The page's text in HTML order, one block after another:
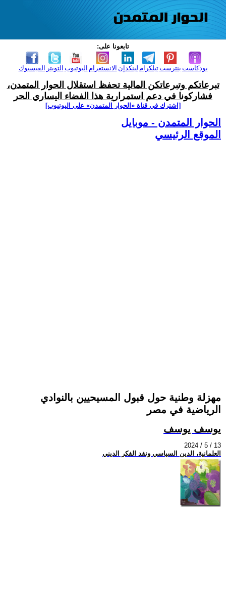
تابعونا على:
الفيسبوك التويتر اليوتيوب الانستغرام لينكدإن تيلكرامبنترست بودكاست
تبرعاتكم وتبرعاتكن المالية تحفظ استقلال الحوار المتمدن،
فشاركونا في دعم استمرارية هذا الفضاء اليساري الحر
[اشترك في قناة ‫«الحوار المتمدن» على اليوتيوب]
الحوار المتمدن - موبايل
الموقع الرئيسي
مهزلة وطنية حول قبول المسيحيين بالنوادي
الرياضية في مصر
يوسف يوسف
2024 / 5 / 13
العلمانية، الدين السياسي ونقد الفكر الديني